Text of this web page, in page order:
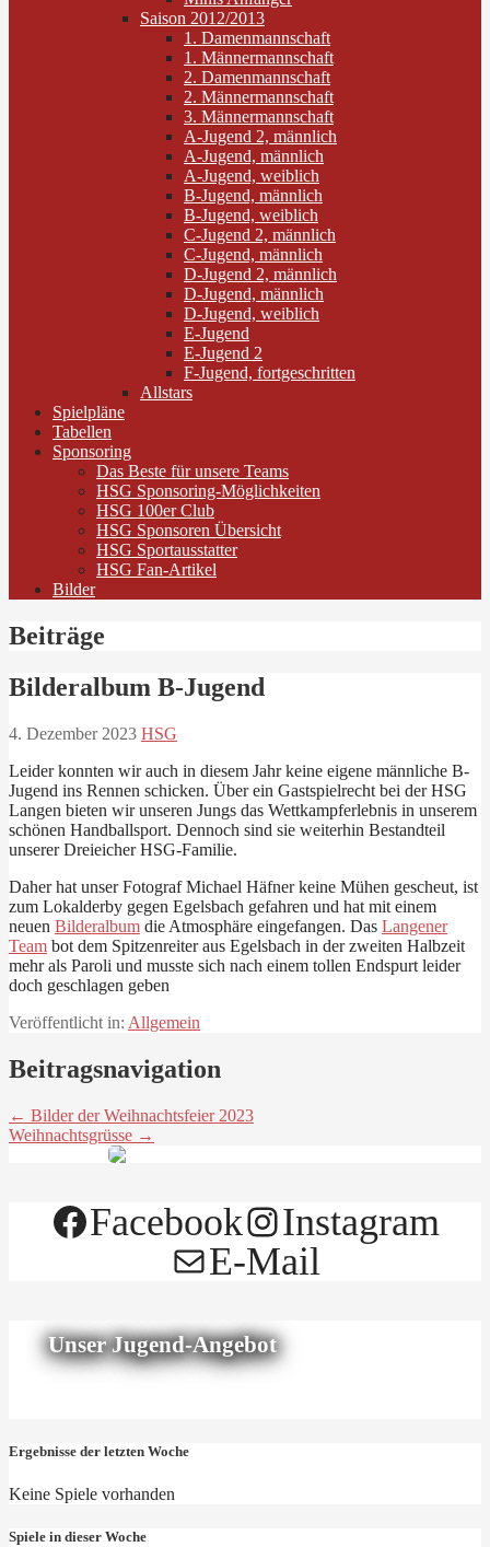
Saison 2012/2013
1. Damenmannschaft
1. Männermannschaft
2. Damenmannschaft
2. Männermannschaft
3. Männermannschaft
A-Jugend 2, männlich
A-Jugend, männlich
A-Jugend, weiblich
B-Jugend, männlich
B-Jugend, weiblich
C-Jugend 2, männlich
C-Jugend, männlich
D-Jugend 2, männlich
D-Jugend, männlich
D-Jugend, weiblich
E-Jugend
E-Jugend 2
F-Jugend, fortgeschritten
Allstars
Spielpläne
Tabellen
Sponsoring
Das Beste für unsere Teams
HSG Sponsoring-Möglichkeiten
HSG 100er Club
HSG Sponsoren Übersicht
HSG Sportausstatter
HSG Fan-Artikel
Bilder
Beiträge
Bilderalbum B-Jugend
4. Dezember 2023 HSG
Leider konnten wir auch in diesem Jahr keine eigene männliche B-
Jugend ins Rennen schicken. Über ein Gastspielrecht bei der HSG
Langen bieten wir unseren Jungs das Wettkampferlebnis in unserem
schönen Handballsport. Dennoch sind sie weiterhin Bestandteil
unserer Dreieicher HSG-Familie.
Daher hat unser Fotograf Michael Häfner keine Mühen gescheut, ist
zum Lokalderby gegen Egelsbach gefahren und hat mit einem
neuen Bilderalbum die Atmosphäre eingefangen. Das Langener
Team bot dem Spitzenreiter aus Egelsbach in der zweiten Halbzeit
mehr als Paroli und musste sich nach einem tollen Endspurt leider
doch geschlagen geben
Veröffentlicht in: Allgemein
Beitragsnavigation
← Bilder der Weihnachtsfeier 2023
Weihnachtsgrüsse →
Facebook
Instagram
E-Mail
Unser Jugend-Angebot
Ergebnisse der letzten Woche
Keine Spiele vorhanden
Spiele in dieser Woche